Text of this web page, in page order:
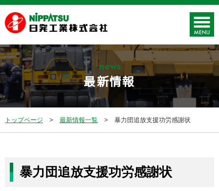
news
最新情報
トップページ 最新情報一覧 暴力団追放支援功労感謝状
暴力団追放支援功労感謝状